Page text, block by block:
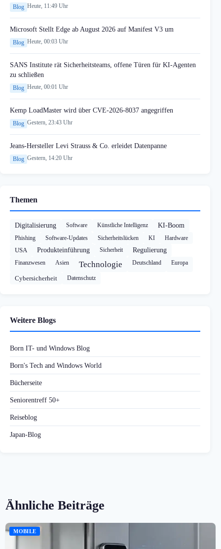
Blog Heute, 11:49 Uhr
Microsoft Stellt Edge ab August 2026 auf Manifest V3 um
Blog Heute, 00:03 Uhr
SANS Institute rät Sicherheitsteams, offene Türen für KI-Agenten
zu schließen
Blog Heute, 00:01 Uhr
Kemp LoadMaster wird über CVE-2026-8037 angegriffen
Blog Gestern, 23:43 Uhr
Jeans-Hersteller Levi Strauss & Co. erleidet Datenpanne
Blog Gestern, 14:20 Uhr
Themen
Digitalisierung Software Künstliche Intelligenz KI-Boom
Phishing Software-Updates Sicherheitslücken KI Hardware
USA Produkteinführung Sicherheit Regulierung
Finanzwesen Asien Technologie Deutschland Europa
Cybersicherheit Datenschutz
Weitere Blogs
Born IT- und Windows Blog
Born's Tech and Windows World
Bücherseite
Seniorentreff 50+
Reiseblog
Japan-Blog
Ähnliche Beiträge
MOBILE